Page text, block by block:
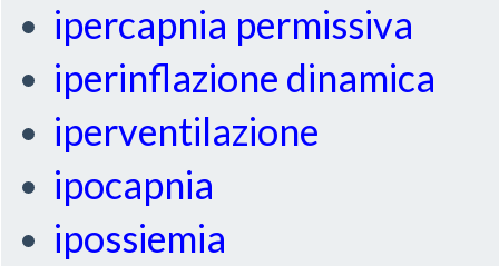
ipercapnia permissiva
iperinflazione dinamica
iperventilazione
ipocapnia
ipossiemia